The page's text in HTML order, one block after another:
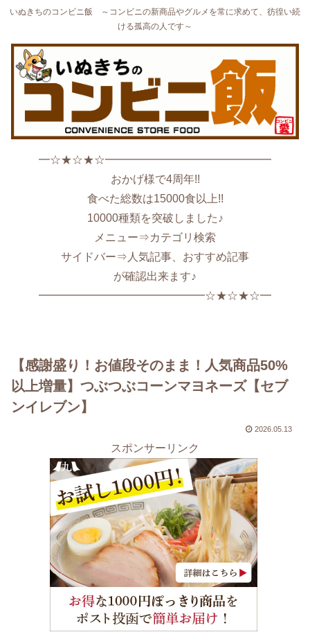
いぬきちのコンビニ飯 ～コンビニの新商品やグルメを常に求めて、彷徨い続
ける孤高の人です～
━☆★☆★☆━━━━━━━━━━━━━━━
おかげ様で4周年!!
食べた総数は15000食以上!!
10000種類を突破しました♪
メニュー⇒カテゴリ検索
サイドバー⇒人気記事、おすすめ記事
が確認出来ます♪
━━━━━━━━━━━━━━━☆★☆★☆━
【感謝盛り！お値段そのまま！人気商品50%
以上増量】つぶつぶコーンマヨネーズ【セブ
ンイレブン】
2026.05.13
スポンサーリンク